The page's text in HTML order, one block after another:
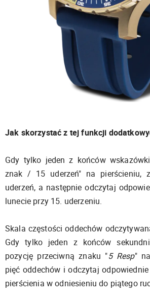
Jak skorzystać z tej funkcji
Gdy tylko jeden z końców
znak / 15 uderzeń" na pierścieniu,
uderzeń, a następnie odczytaj
lunecie przy 15. uderzeniu.
Skala częstości oddechów
Gdy tylko jeden z końców
pozycję przeciwną znaku "5 Resp"
pięć oddechów i odczytaj
pierścienia w odniesieniu do piątego